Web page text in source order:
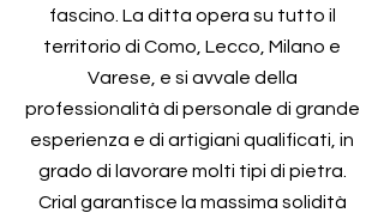
fascino. La ditta opera su tutto il
territorio di Como, Lecco, Milano e
Varese, e si avvale della
professionalità di personale di grande
esperienza e di artigiani qualificati, in
grado di lavorare molti tipi di pietra.
Crial garantisce la massima solidità